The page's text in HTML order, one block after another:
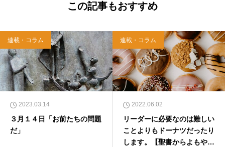
西洋哲学超入門〜』（日本実業出版）、『人生
イヤモンド社）、『世界一ゆるい聖書入門』、
『世界一ゆるい聖書教室』（「ふざけ担当」LE
ONとの共著、講談社）などがある。新著<a hr
ef="https://amzn.to/376F9aC">『ふっと心がラ
クになる 眠れぬ夜の聖書のことば』（大和書
房）</a>２０２２年３月１５日発売。
この記事もおすすめ
連載・コラム
2023.03.14
３月１４日「お前たちの問題
だ」
連載・コラム
2022.06.02
リーダーに必要なのは難しい
ことよりもドーナツだったり
します。【聖書からよもやま